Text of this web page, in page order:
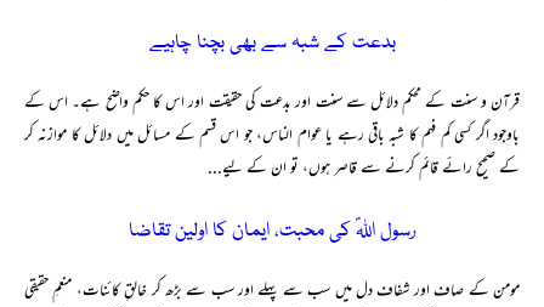
بدعت کے شبہ سے بھی بچنا چاہیے
قرآن و سنت کے محکم دلائل سے سنت اور بدعت کی حقیقت اور اس کا حکم واضح ہے۔ اس کے
باوجود اگر کسی کم فہم کا شبہ باقی رہے یا عوام الناس، جو اس قسم کے مسائل میں دلائل کا موازنہ کر
کے صحیح رائے قائم کرنے سے قاصر ہوں، تو ان کے لیے...
رسول اللہؐ کی محبت، ایمان کا اولین تقاضا
مومن کے صاف اور شفاف دل میں سب سے پہلے اور سب سے بڑھ کر خالقِ کائنات، منعمِ حقیقی